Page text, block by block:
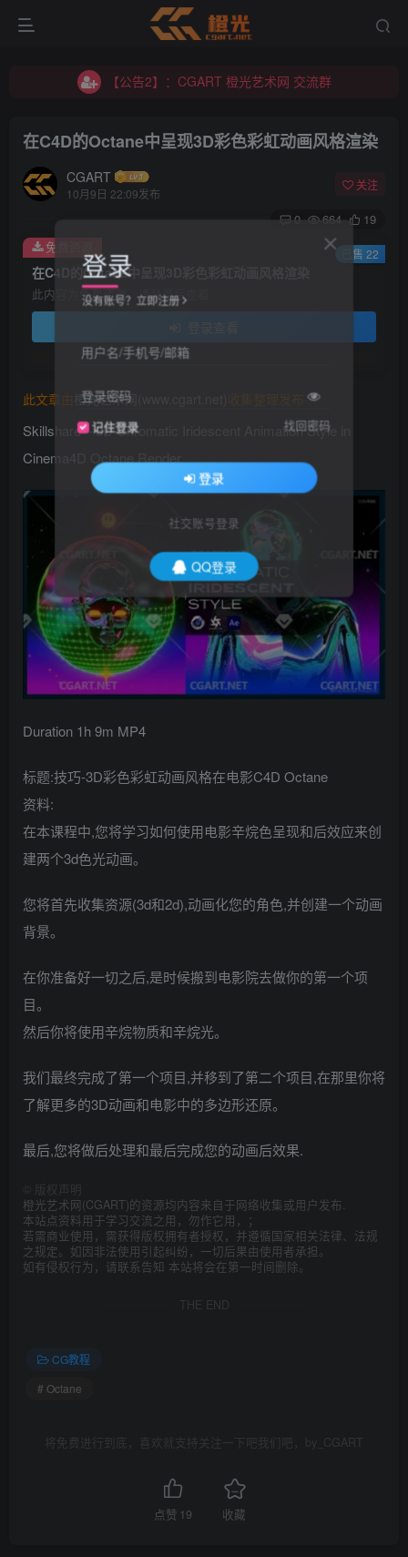
【公告2】：CGART 橙光艺术网 交流群
【公告2】：CGART 橙光艺术网 交流群
在C4D的Octane中呈现3D彩色彩虹动画风格渲染
CGART
10月9日 22:09发布
关注
0 664 19
在C4D的Octane中呈现3D彩色彩虹动画风格渲染
此内容为免费资源，请登录后查看
免费资源 已售 22
此文章由 橙光艺术网(www.cgart.net)
Skillshare – 3D Chromatic Iridescent Animation Style in
Cinema4D Octane Render
Duration 1h 9m MP4
标题:技巧-3D彩色彩虹动画风格在电影C4D Octane
资料:
在本课程中,您将学习如何使用电影辛烷色呈现和后效应来创
建两个3d色光动画。
您将首先收集资源(3d和2d),动画化您的角色,并创建一个动画
背景。
在你准备好一切之后,是时候搬到电影院去做你的第一个项
目。
然后你将使用辛烷物质和辛烷光。
我们最终完成了第一个项目,并移到了第二个项目,在那里你将
了解更多的3D动画和电影中的多边形还原。
最后,您将做后处理和最后完成您的动画后效果.
版权声明
橙光艺术网(CGART)的资源均内容来自于网络收集或用户发布.
本站点资料用于学习交流之用，勿作它用，；
若需商业使用，需获得版权拥有者授权，并遵循国家相关法律、法规
之规定。如因非法使用引起纠纷，一切后果由使用者承担。
如有侵权行为，请联系告知 本站将会在第一时间删除。
THE END
CG教程
# Octane
将免费进行到底，喜欢就支持关注一下吧我们吧，by_CGART
点赞 19 收藏
登录
没有账号？立即注册
用户名/手机号/邮箱
登录密码
记住登录 找回密码
登录
社交账号登录
QQ登录